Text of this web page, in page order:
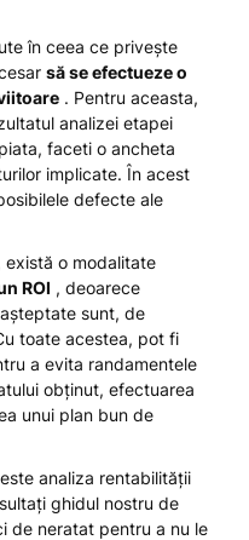
în ceea ce privește
să se efectueze o
. Pentru aceasta,
analizei etapei
faceti o ancheta
implicate. În acest
defecte ale
există o modalitate
ROI , deoarece
sunt, de
toate acestea, pot fi
a evita randamentele
obținut, efectuarea
unui plan bun de
analiza rentabilității
ghidul nostru de
de neratat pentru a nu le